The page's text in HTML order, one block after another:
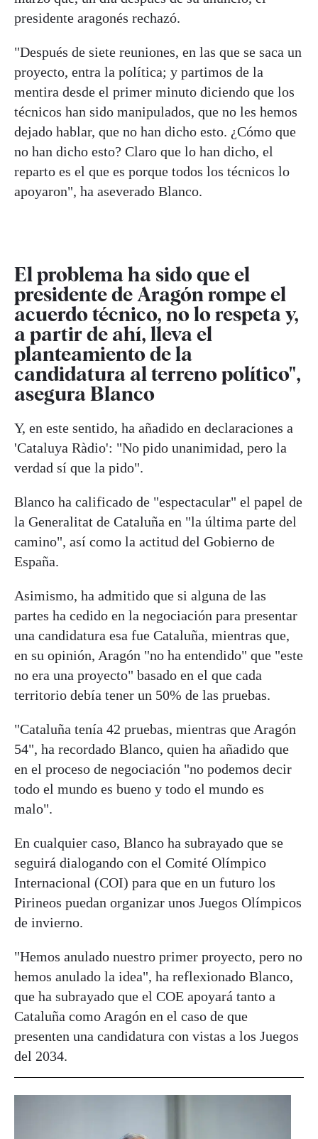
presidente aragonés rechazó.
"Después de siete reuniones, en las que se saca un
proyecto, entra la política; y partimos de la
mentira desde el primer minuto diciendo que los
técnicos han sido manipulados, que no les hemos
dejado hablar, que no han dicho esto. ¿Cómo que
no han dicho esto? Claro que lo han dicho, el
reparto es el que es porque todos los técnicos lo
apoyaron", ha aseverado Blanco.
El problema ha sido que el
presidente de Aragón rompe el
acuerdo técnico, no lo respeta y,
a partir de ahí, lleva el
planteamiento de la
candidatura al terreno político",
asegura Blanco
Y, en este sentido, ha añadido en declaraciones a
'Cataluya Ràdio': "No pido unanimidad, pero la
verdad sí que la pido".
Blanco ha calificado de "espectacular" el papel de
la Generalitat de Cataluña en "la última parte del
camino", así como la actitud del Gobierno de
España.
Asimismo, ha admitido que si alguna de las
partes ha cedido en la negociación para presentar
una candidatura esa fue Cataluña, mientras que,
en su opinión, Aragón "no ha entendido" que "este
no era una proyecto" basado en el que cada
territorio debía tener un 50% de las pruebas.
"Cataluña tenía 42 pruebas, mientras que Aragón
54", ha recordado Blanco, quien ha añadido que
en el proceso de negociación "no podemos decir
todo el mundo es bueno y todo el mundo es
malo".
En cualquier caso, Blanco ha subrayado que se
seguirá dialogando con el Comité Olímpico
Internacional (COI) para que en un futuro los
Pirineos puedan organizar unos Juegos Olímpicos
de invierno.
"Hemos anulado nuestro primer proyecto, pero no
hemos anulado la idea", ha reflexionado Blanco,
que ha subrayado que el COE apoyará tanto a
Cataluña como Aragón en el caso de que
presenten una candidatura con vistas a los Juegos
del 2034.